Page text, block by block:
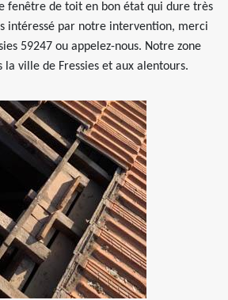
fenêtre de toit en bon état qui dure très
intéressé par notre intervention, merci
59247 ou appelez-nous. Notre zone
la ville de Fressies et aux alentours.